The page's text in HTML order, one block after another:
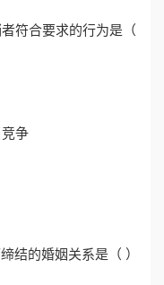
符合要求的行为是（
争
结的婚姻关系是（ ）